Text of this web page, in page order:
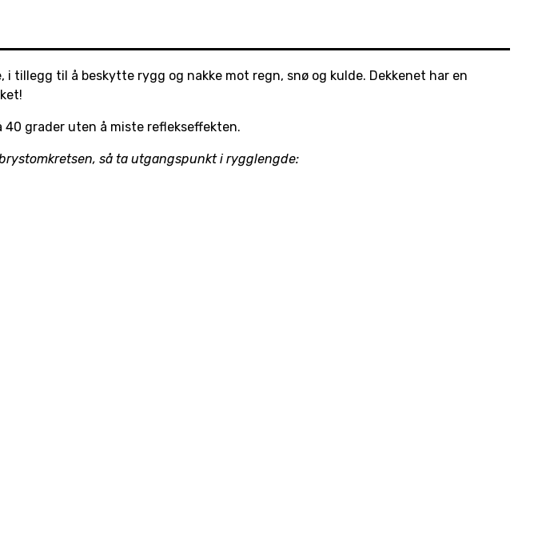
til å beskytte rygg og nakke mot regn, snø og kulde. Dekkenet har en
40 grader uten å miste reflekseffekten.
så ta utgangspunkt i rygglengde: